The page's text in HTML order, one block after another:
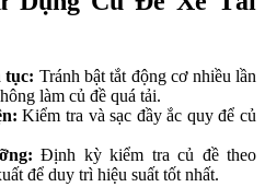
tục: Tránh bật tắt động cơ nhiều lần
làm củ đề quá tải.
Kiểm tra và sạc đầy ắc quy để củ
Định kỳ kiểm tra củ đề theo
để duy trì hiệu suất tốt nhất.